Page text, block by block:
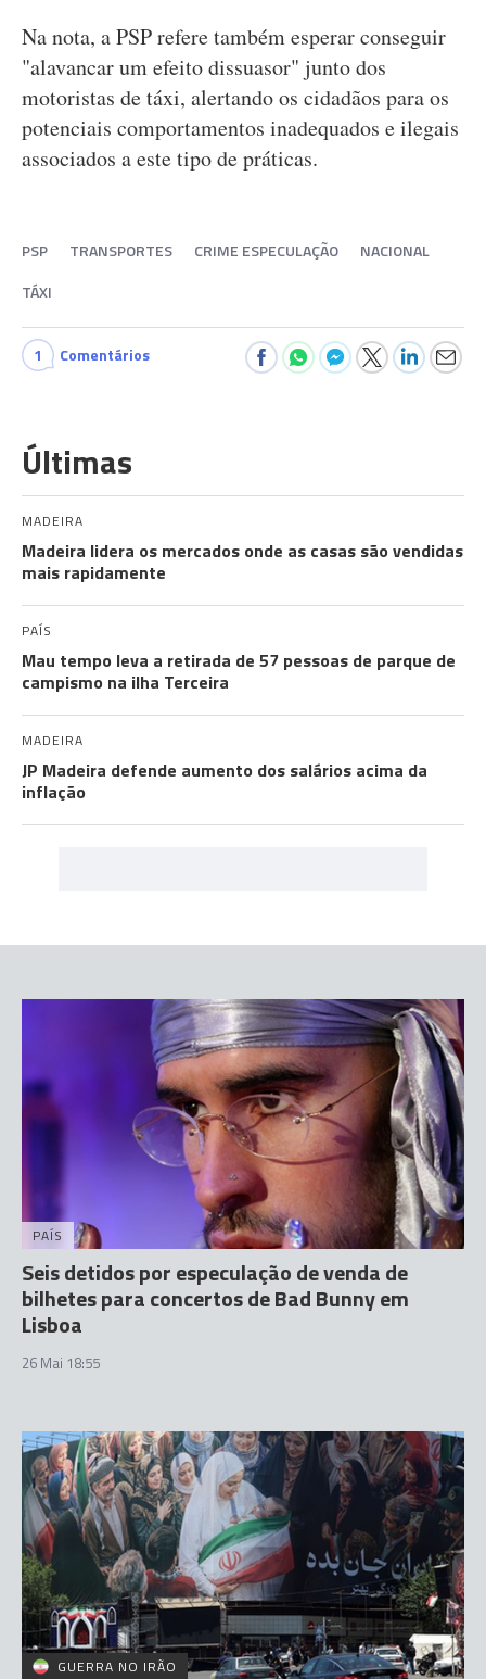
Na nota, a PSP refere também esperar conseguir
"alavancar um efeito dissuasor" junto dos
motoristas de táxi, alertando os cidadãos para os
potenciais comportamentos inadequados e ilegais
associados a este tipo de práticas.
PSP TRANSPORTES CRIME ESPECULAÇÃO
NACIONAL
TÁXI
1 Comentários
Últimas
MADEIRA
Madeira lidera os mercados onde as casas são vendidas
mais rapidamente
PAÍS
Mau tempo leva a retirada de 57 pessoas de parque de
campismo na ilha Terceira
MADEIRA
JP Madeira defende aumento dos salários acima da
inflação
PAÍS
Seis detidos por especulação de venda de
bilhetes para concertos de Bad Bunny em
Lisboa
26 Mai 18:55
GUERRA NO IRÃO